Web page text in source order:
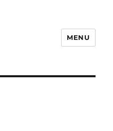
MENU